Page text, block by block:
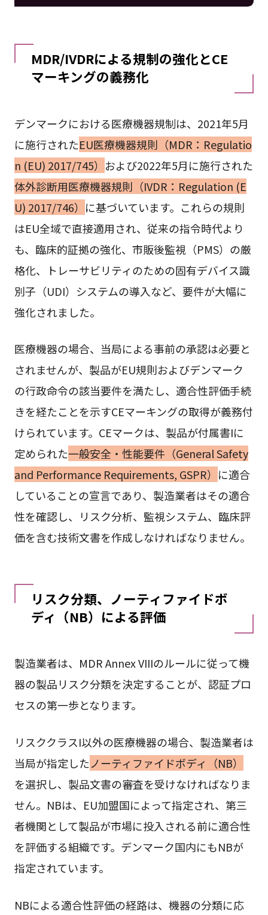
MDR/IVDRによる規制の強化とCE
マーキングの義務化
デンマークにおける医療機器規制は、2021年5月
に施行されたEU医療機器規則（MDR：Regulatio
n (EU) 2017/745） および2022年5月に施行された
体外診断用医療機器規則（IVDR：Regulation (E
U) 2017/746） に基づいています。これらの規則
はEU全域で直接適用され、従来の指令時代より
も、臨床的証拠の強化、市販後監視（PMS）の厳
格化、トレーサビリティのための固有デバイス識
別子（UDI）システムの導入など、要件が大幅に
強化されました。
医療機器の場合、当局による事前の承認は必要と
されませんが、製品がEU規則およびデンマーク
の行政命令の該当要件を満たし、適合性評価手続
きを経たことを示すCEマーキングの取得が義務付
けられています。CEマークは、製品が付属書Iに
定められた一般安全・性能要件（General Safety
and Performance Requirements, GSPR） に適合
していることの宣言であり、製造業者はその適合
性を確認し、リスク分析、監視システム、臨床評
価を含む技術文書を作成しなければなりません。
リスク分類、ノーティファイドボ
ディ（NB）による評価
製造業者は、MDR Annex VIIIのルールに従って機
器の製品リスク分類を決定することが、認証プロ
セスの第一歩となります。
リスククラスI以外の医療機器の場合、製造業者は
当局が指定したノーティファイドボディ（NB）
を選択し、製品文書の審査を受けなければなりま
せん。NBは、EU加盟国によって指定され、第三
者機関として製品が市場に投入される前に適合性
を評価する組織です。デンマーク国内にもNBが
指定されています。
NBによる適合性評価の経路は、機器の分類に応